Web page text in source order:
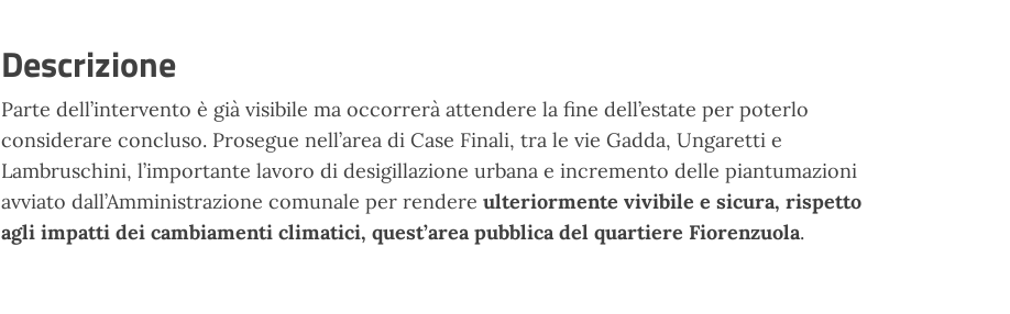
Descrizione
Parte dell’intervento è già visibile ma occorrerà attendere la fine dell’estate per poterlo
considerare concluso. Prosegue nell’area di Case Finali, tra le vie Gadda, Ungaretti e
Lambruschini, l’importante lavoro di desigillazione urbana e incremento delle piantumazioni
avviato dall’Amministrazione comunale per rendere ulteriormente vivibile e sicura, rispetto
agli impatti dei cambiamenti climatici, quest’area pubblica del quartiere Fiorenzuola.